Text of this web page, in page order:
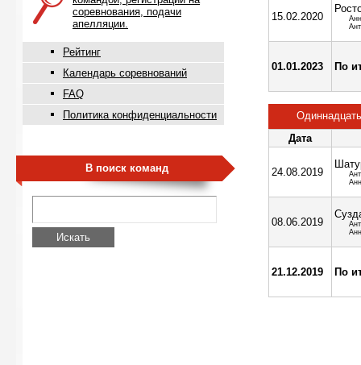
соревнования, подачи
апелляции.
Рейтинг
Календарь соревнований
FAQ
Политика конфиденциальности
В поиск команд
Искать
15.02.2020
01.01.2023 По
Дата
24.08.2019
08.06.2019
21.12.2019 По